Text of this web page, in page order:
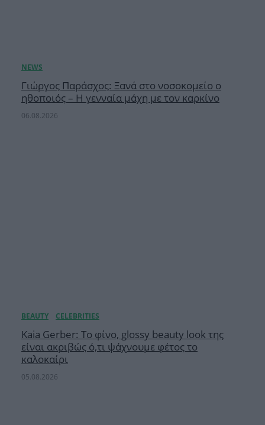
Γιώργος Παράσχος: Ξανά στο νοσοκομείο ο
ηθοποιός – Η γενναία μάχη με τον καρκίνο
06.08.2026
Κaia Gerber: Το φίνο, glossy beauty look της
είναι ακριβώς ό,τι ψάχνουμε φέτος το
καλοκαίρι
05.08.2026